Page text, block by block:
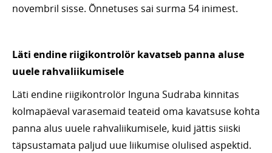
novembril sisse. Õnnetuses sai surma 54 inimest.
Läti endine riigikontrolör kavatseb panna aluse
uuele rahvaliikumisele
Läti endine riigikontrolör Inguna Sudraba kinnitas
kolmapäeval varasemaid teateid oma kavatsuse kohta
panna alus uuele rahvaliikumisele, kuid jättis siiski
täpsustamata paljud uue liikumise olulised aspektid.